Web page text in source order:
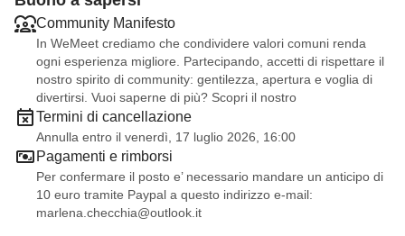
Community Manifesto
In WeMeet crediamo che condividere valori comuni renda
ogni esperienza migliore. Partecipando, accetti di rispettare il
nostro spirito di community: gentilezza, apertura e voglia di
divertirsi. Vuoi saperne di più? Scopri il nostro
Termini di cancellazione
Annulla entro il venerdì, 17 luglio 2026, 16:00
Pagamenti e rimborsi
Per confermare il posto e’ necessario mandare un anticipo di
10 euro tramite Paypal a questo indirizzo e-mail:
marlena.checchia@outlook.it